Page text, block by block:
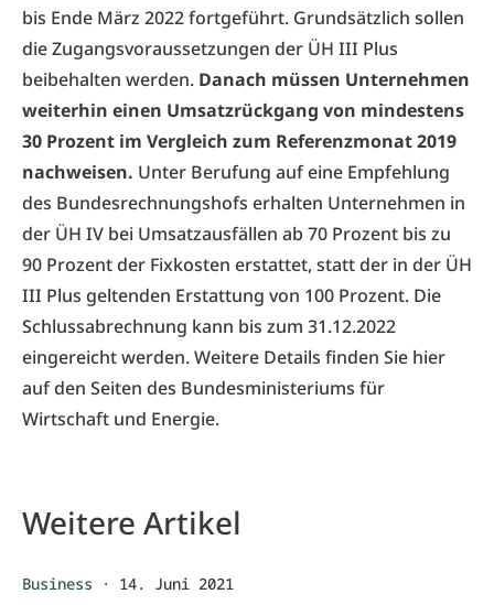
bis Ende März 2022 fortgeführt. Grundsätzlich sollen
die Zugangsvoraussetzungen der ÜH III Plus
beibehalten werden. Danach müssen Unternehmen
weiterhin einen Umsatzrückgang von mindestens
30 Prozent im Vergleich zum Referenzmonat 2019
nachweisen. Unter Berufung auf eine Empfehlung
des Bundesrechnungshofs erhalten Unternehmen in
der ÜH IV bei Umsatzausfällen ab 70 Prozent bis zu
90 Prozent der Fixkosten erstattet, statt der in der ÜH
III Plus geltenden Erstattung von 100 Prozent. Die
Schlussabrechnung kann bis zum 31.12.2022
eingereicht werden. Weitere Details finden Sie hier
auf den Seiten des Bundesministeriums für
Wirtschaft und Energie.
Weitere Artikel
Business · 14. Juni 2021